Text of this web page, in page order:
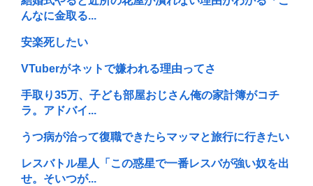
んなに金取る...
安楽死したい
VTuberがネットで嫌われる理由ってさ
手取り35万、子ども部屋おじさん俺の家計簿がコチ
ラ。アドバイ...
うつ病が治って復職できたらマッマと旅行に行きたい
レスバトル星人「この惑星で一番レスバが強い奴を出
せ。そいつが...